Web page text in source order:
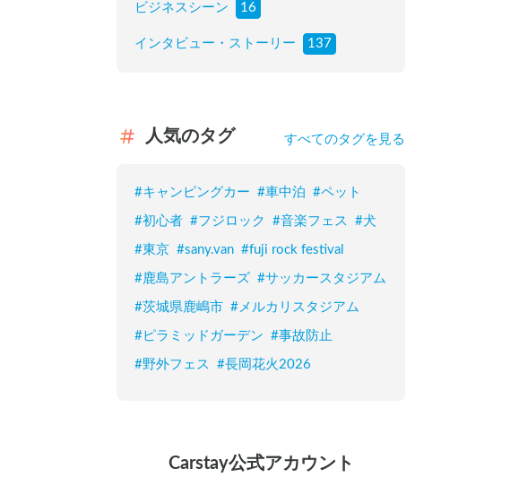
ビジネスシーン 16
インタビュー・ストーリー 137
人気のタグ すべてのタグを見る
#キャンピングカー #車中泊 #ペット
#初心者 #フジロック #音楽フェス #犬
#東京 #sany.van #fuji rock festival
#鹿島アントラーズ #サッカースタジアム
#茨城県鹿嶋市 #メルカリスタジアム
#ピラミッドガーデン #事故防止
#野外フェス #長岡花火2026
Carstay公式アカウント